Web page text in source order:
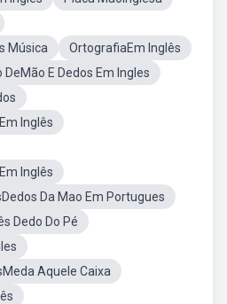
Música
OrtografiaEm Inglês
E Dedos Em Ingles
Inglês
Inglês
Da Mao Em Portugues
Dedo Do Pé
Aquele Caixa